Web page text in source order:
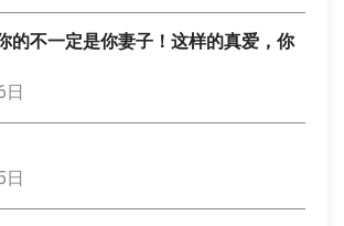
的不一定是你妻子！这样的真爱，你
日
日